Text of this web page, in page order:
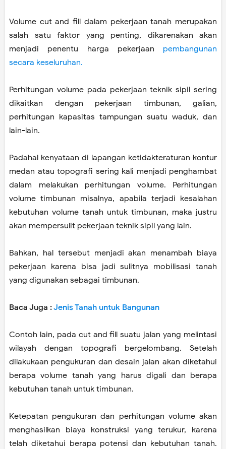
Volume cut and fill dalam pekerjaan tanah merupakan
salah satu faktor yang penting, dikarenakan akan
menjadi penentu harga pekerjaan pembangunan
secara keseluruhan.
Perhitungan volume pada pekerjaan teknik sipil sering
dikaitkan dengan pekerjaan timbunan, galian,
perhitungan kapasitas tampungan suatu waduk, dan
lain-lain.
Padahal kenyataan di lapangan ketidakteraturan kontur
medan atau topografi sering kali menjadi penghambat
dalam melakukan perhitungan volume. Perhitungan
volume timbunan misalnya, apabila terjadi kesalahan
kebutuhan volume tanah untuk timbunan, maka justru
akan mempersulit pekerjaan teknik sipil yang lain.
Bahkan, hal tersebut menjadi akan menambah biaya
pekerjaan karena bisa jadi sulitnya mobilisasi tanah
yang digunakan sebagai timbunan.
Baca Juga :Jenis Tanah untuk Bangunan
Contoh lain, pada cut and fill suatu jalan yang melintasi
wilayah dengan topografi bergelombang. Setelah
dilakukaan pengukuran dan desain jalan akan diketahui
berapa volume tanah yang harus digali dan berapa
kebutuhan tanah untuk timbunan.
Ketepatan pengukuran dan perhitungan volume akan
menghasilkan biaya konstruksi yang terukur, karena
telah diketahui berapa potensi dan kebutuhan tanah.